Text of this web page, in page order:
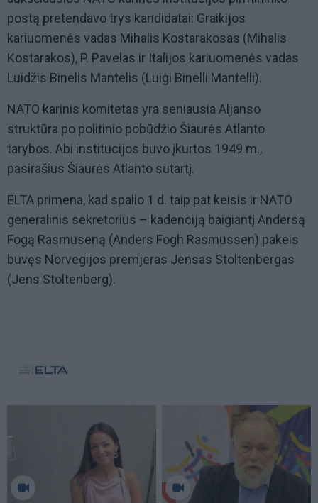
postą pretendavo trys kandidatai: Graikijos
kariuomenės vadas Mihalis Kostarakosas (Mihalis
Kostarakos), P. Pavelas ir Italijos kariuomenės vadas
Luidžis Binelis Mantelis (Luigi Binelli Mantelli).
NATO karinis komitetas yra seniausia Aljanso
struktūra po politinio pobūdžio Šiaurės Atlanto
tarybos. Abi institucijos buvo įkurtos 1949 m.,
pasirašius Šiaurės Atlanto sutartį.
ELTA primena, kad spalio 1 d. taip pat keisis ir NATO
generalinis sekretorius – kadenciją baigiantį Andersą
Fogą Rasmuseną (Anders Fogh Rasmussen) pakeis
buvęs Norvegijos premjeras Jensas Stoltenbergas
(Jens Stoltenberg).